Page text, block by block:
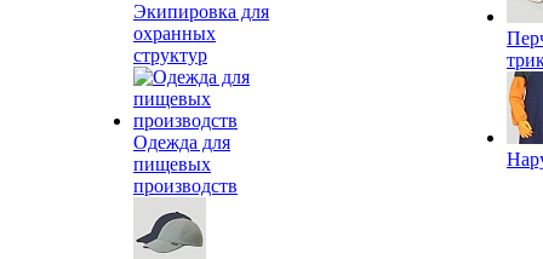
Экипировка для
охранных
структур
Одежда для
пищевых
производств